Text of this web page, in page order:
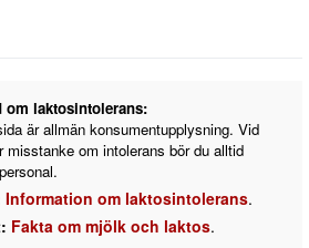
laktosintolerans:
är allmän konsumentupplysning. Vid
misstanke om intolerans bör du alltid
Information om laktosintolerans.
Fakta om mjölk och laktos.